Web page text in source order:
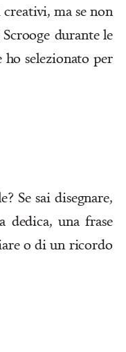
ma se non
Scrooge durante le
ho selezionato per
Se sai disegnare,
dedica, una frase
o di un ricordo